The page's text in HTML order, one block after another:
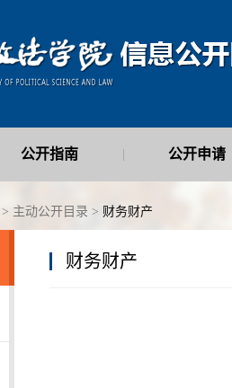
公开指南 公开申请
> 主动公开目录 > 财务财产
财务财产